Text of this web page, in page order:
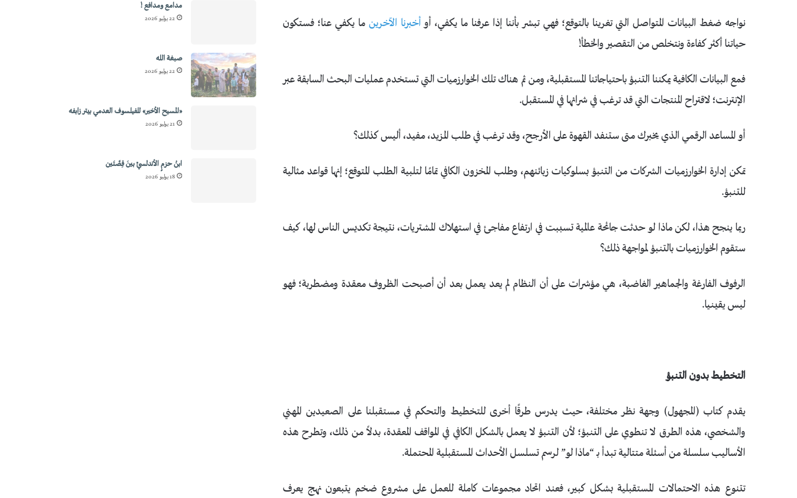
نواجه ضغط البيانات المتواصل التي تغرينا بالتوقع؛ فهي تبشر بأننا إذا عرفنا ما يكفي، أو أخبرنا الآخرين ما يكفي عنا؛ فستكون
حياتنا أكثر كفاءة ونتخلص من التقصير والخطأ!
فمع البيانات الكافية يمكننا التنبؤ باحتياجاتنا المستقبلية، ومن ثم هناك تلك الخوارزميات التي تستخدم عمليات البحث السابقة عبر
الإنترنت؛ لاقتراح المنتجات التي قد ترغب في شرائها في المستقبل.
أو المساعد الرقمي الذي يخبرك متى ستنفد القهوة على الأرجح، وقد ترغب في طلب المزيد، مفيد، أليس كذلك؟
تمكن إدارة الخوارزميات الشركات من التنبؤ بسلوكيات زبائنهم، وطلب المخزون الكافي تمامًا لتلبية الطلب المتوقع؛ إنها قواعد مثالية
للتنبؤ.
ربما ينجح هذا، لكن ماذا لو حدثت جائحة عالمية تسببت في ارتفاع مفاجئ في استهلاك المشتريات، نتيجة تكديس الناس لها، كيف
ستقوم الخوارزميات بالتنبؤ لمواجهة ذلك؟
الرفوف الفارغة والجماهير الغاضبة، هي مؤشرات على أن النظام لم يعد يعمل بعد أن أصبحت الظروف معقدة ومضطربة؛ فهو
ليس يقينيا.
التخطيط بدون التنبؤ
يقدم كتاب (المجهول) وجهة نظر مختلفة، حيث يدرس طرقًا أخرى للتخطيط والتحكم في مستقبلنا على الصعيدين المهني
والشخصي، هذه الطرق لا تنطوي على التنبؤ؛ لأن التنبؤ لا يعمل بالشكل الكافي في المواقف المعقدة، بدلاً من ذلك، وتطرح هذه
الأساليب سلسلة من أسئلة متتالية تبدأ بـ “ماذا لو” لرسم تسلسل الأحداث المستقبلية المحتملة.
تتنوع هذه الاحتمالات المستقبلية بشكل كبير، فعند اتحاد مجموعات كاملة للعمل على مشروع ضخم يتبعون نهج يعرف
مدامع ومدافع !
22 يوليو 2026
صبغة الله
22 يوليو 2026
«المسيح الأخير» للفيلسوف العدمي بيتر زابفه
21 يوليو 2026
ابنُ حزمٍ الأندلسيِّ بينَ قِصَّتَين
18 يوليو 2026